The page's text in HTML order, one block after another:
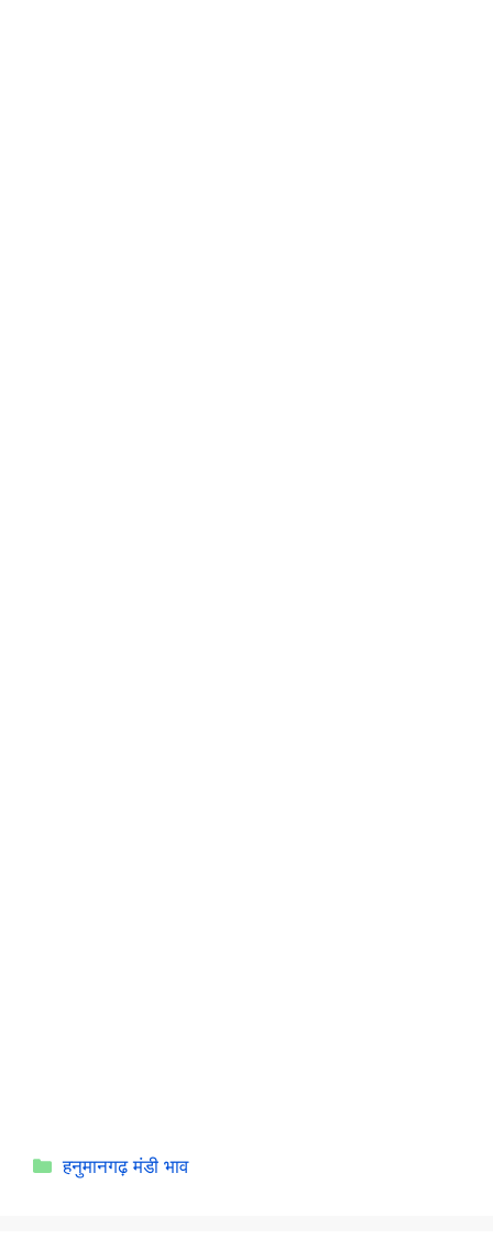
Categories
हनुमानगढ़ मंडी भाव